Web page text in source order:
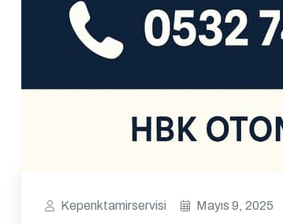
Kepenktamirservisi Mayıs 9, 2025